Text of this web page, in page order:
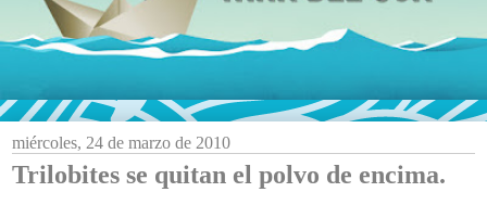
miércoles, 24 de marzo de 2010
Trilobites se quitan el polvo de encima.